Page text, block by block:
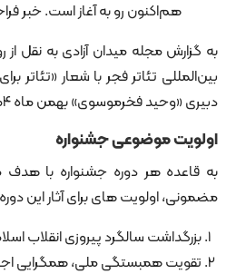
هم‌اکنون رو به آغاز است. خبر
به گزارش مجله میدان آزادی به نقل
بین‌المللی تئاتر فجر با شعار «تئاتر
دبیری «وحید فخرموسوی» بهمن ماه ۱۴۰۴ در هشت بخش مختلف برگزار می‌شود.
اولویت موضوعی جشنواره
به قاعده هر دوره جشنواره با هدف
مضمونی، اولویت های برای آثار این
بزرگداشت سالگرد پیروزی انقلاب
تقویت همبستگی ملی، همگرایی